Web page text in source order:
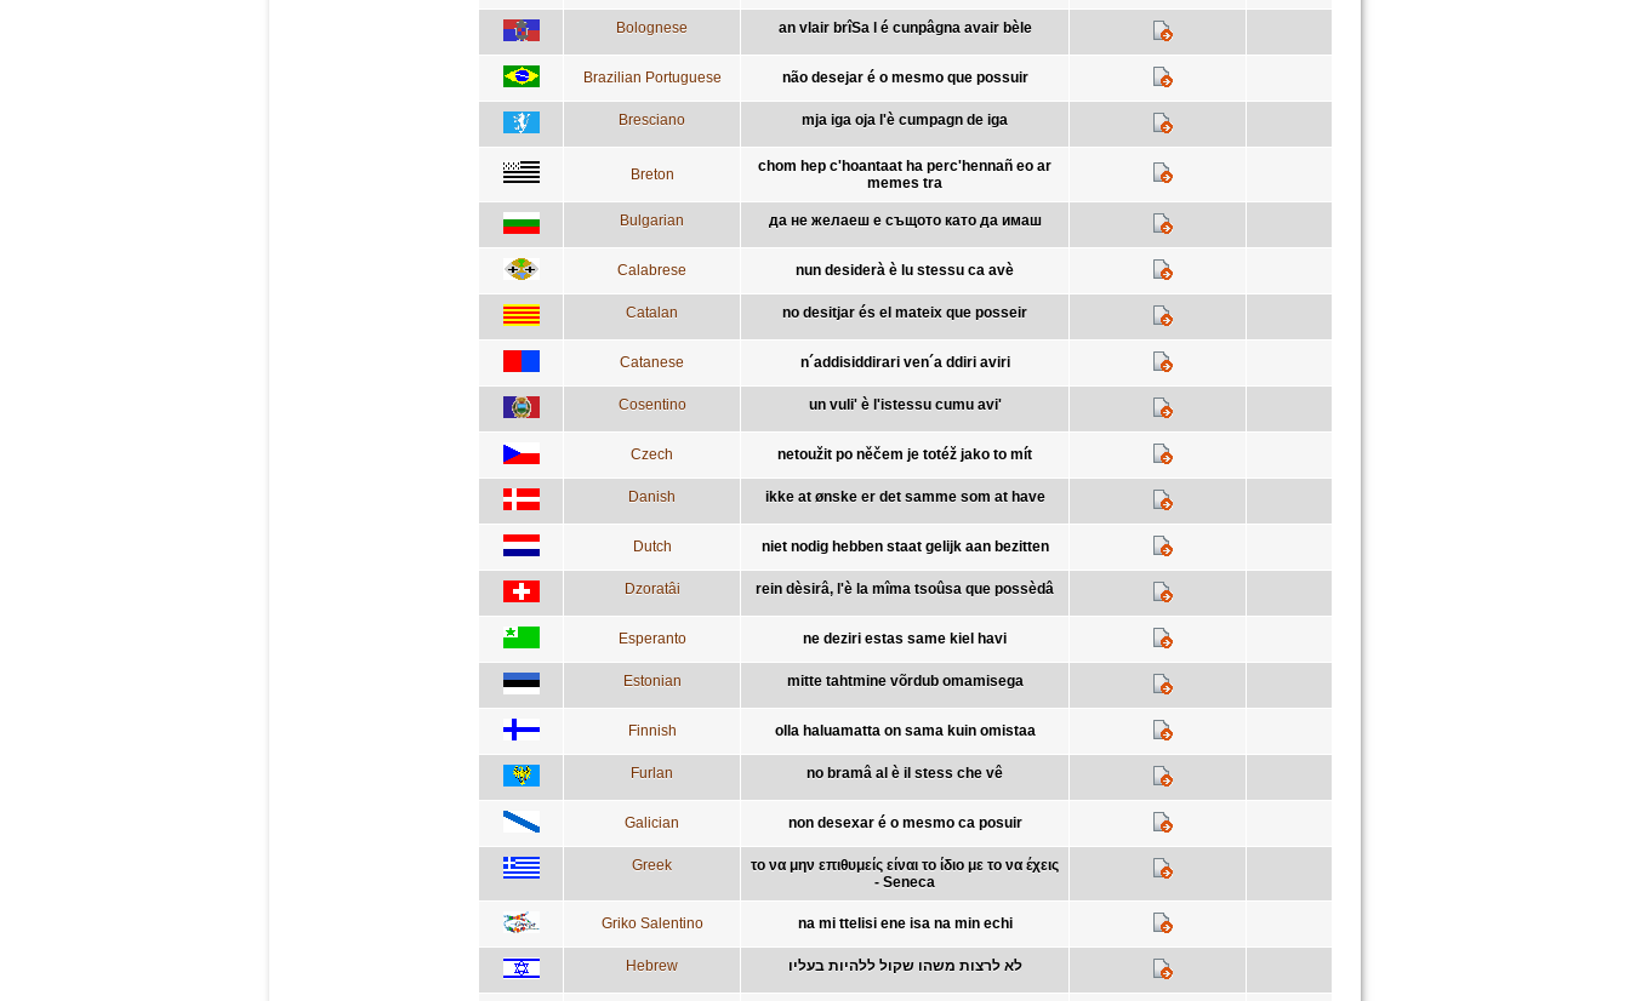
Bolognese an vlair brîSa l é cunpâgna avair bèle
Brazilian Portuguese não desejar é o mesmo que possuir
Bresciano mja iga oja l'è cumpagn de iga
Breton
chom hep c'hoantaat ha perc'hennañ eo ar
memes tra
Bulgarian да не желаеш е същото като да имаш
Calabrese nun desiderà è lu stessu ca avè
Catalan no desitjar és el mateix que posseir
Catanese n´addisiddirari ven´a ddiri aviri
Cosentino un vuli' è l'istessu cumu avi'
Czech netoužit po něčem je totéž jako to mít
Danish ikke at ønske er det samme som at have
Dutch niet nodig hebben staat gelijk aan bezitten
Dzoratâi rein dèsirâ, l'è la mîma tsoûsa que possèdâ
Esperanto ne deziri estas same kiel havi
Estonian mitte tahtmine võrdub omamisega
Finnish olla haluamatta on sama kuin omistaa
Furlan no bramâ al è il stess che vê
Galician non desexar é o mesmo ca posuir
Greek
το να μην επιθυμείς είναι το ίδιο με το να έχεις
- Seneca
Griko Salentino na mi ttelisi ene isa na min echi
Hebrew לא לרצות משהו שקול ללהיות בעליו